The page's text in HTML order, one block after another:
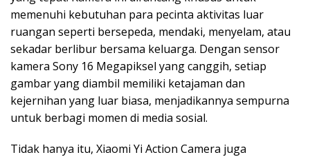
memenuhi kebutuhan para pecinta aktivitas luar
ruangan seperti bersepeda, mendaki, menyelam, atau
sekadar berlibur bersama keluarga. Dengan sensor
kamera Sony 16 Megapiksel yang canggih, setiap
gambar yang diambil memiliki ketajaman dan
kejernihan yang luar biasa, menjadikannya sempurna
untuk berbagi momen di media sosial.
Tidak hanya itu, Xiaomi Yi Action Camera juga